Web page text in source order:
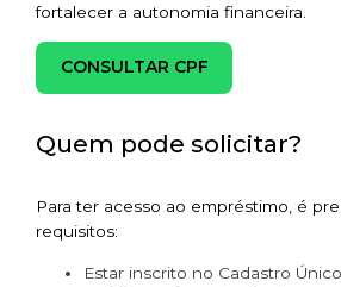
fortalecer a autonomia financeira.
CONSULTAR CPF
Quem pode solicitar?
Para ter acesso ao empréstimo, é
requisitos:
Estar inscrito no Cadastro